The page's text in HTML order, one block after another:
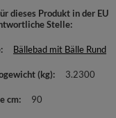
dieses Produkt in der EU
Stelle
Bällebad mit Bälle Rund
(kg) 3.2300
cm 90